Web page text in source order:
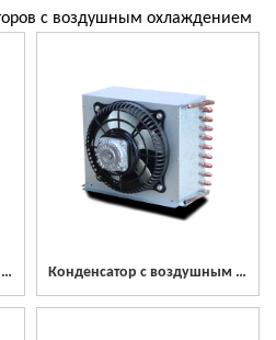
с воздушным охлаждением
Конденсатор с воздушным охлаждением из нержавеющей стали TSCON Конденсатор с воздушным охлаждением из нержавеющей стали SCON300